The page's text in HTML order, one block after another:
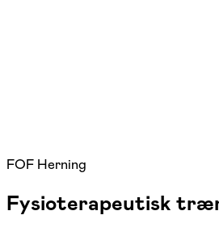
FOF Herning
Fysioterapeutisk